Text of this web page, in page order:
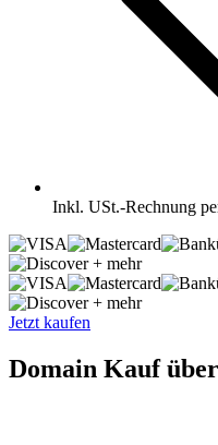
Inkl. USt.-Rechnung
+ mehr
+ mehr
Jetzt kaufen
Domain Kauf